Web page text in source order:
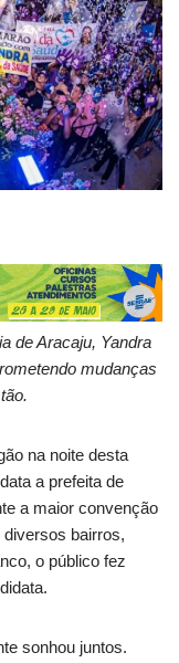
de Aracaju, Yandra
mudanças
na noite desta
a prefeita de
a maior convenção
diversos bairros,
o público fez
sonhou juntos.